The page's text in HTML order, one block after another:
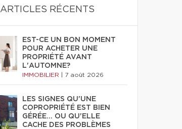
ARTICLES RÉCENTS
EST-CE UN BON MOMENT
POUR ACHETER UNE
PROPRIÉTÉ AVANT
L'AUTOMNE?
IMMOBILIER 7 août 2026
LES SIGNES QU'UNE
COPROPRIÉTÉ EST BIEN
GÉRÉE… OU QU'ELLE
CACHE DES PROBLÈMES